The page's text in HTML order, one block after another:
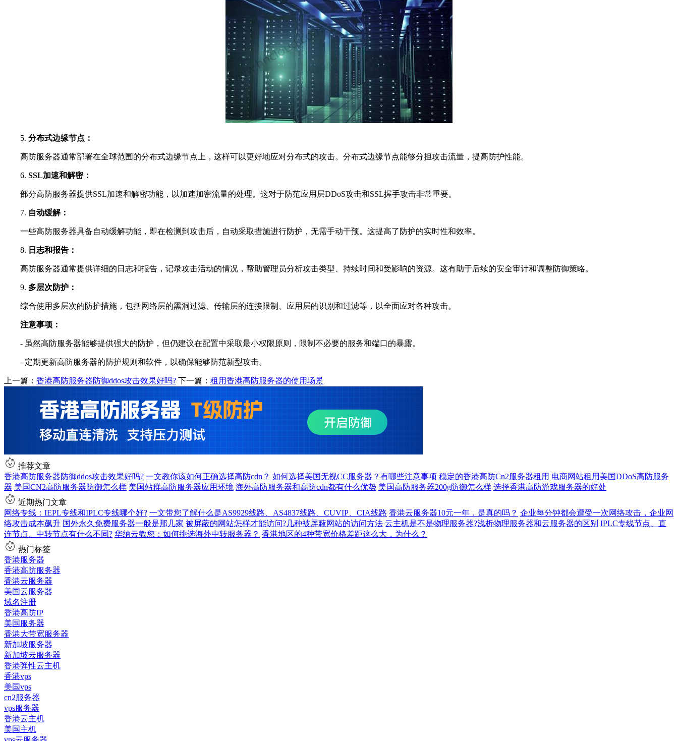
5. 分布式边缘节点：
高防服务器通常部署在全球范围的分布式边缘节点上，这样可以更好地应对分布式的攻击。分布式边缘节点能够分担攻击流量，提高防护性能。
6. SSL加速和解密：
部分高防服务器提供SSL加速和解密功能，以加速加密流量的处理。这对于防范应用层DDoS攻击和SSL握手攻击非常重要。
7. 自动缓解：
一些高防服务器具备自动缓解功能，即在检测到攻击后，自动采取措施进行防护，无需手动干预。这提高了防护的实时性和效率。
8. 日志和报告：
高防服务器通常提供详细的日志和报告，记录攻击活动的情况，帮助管理员分析攻击类型、持续时间和受影响的资源。这有助于后续的安全审计和调整防御策略。
9. 多层次防护：
综合使用多层次的防护措施，包括网络层的黑洞过滤、传输层的连接限制、应用层的识别和过滤等，以全面应对各种攻击。
注意事项：
- 虽然高防服务器能够提供强大的防护，但仍建议在配置中采取最小权限原则，限制不必要的服务和端口的暴露。
- 定期更新高防服务器的防护规则和软件，以确保能够防范新型攻击。
上一篇： 香港高防服务器防御ddos攻击效果好吗? 下一篇： 租用香港高防服务器的使用场景
推荐文章
香港高防服务器防御ddos攻击效果好吗? 一文教你该如何正确选择高防cdn？ 如何选择美国无视CC服务器？有哪些注意事项 稳定的香港高防Cn2服务器租用 电商网站租用美国DDoS高防服务
器 美国CN2高防服务器防御怎么样 美国站群高防服务器应用环境 海外高防服务器和高防cdn都有什么优势 美国高防服务器200g防御怎么样 选择香港高防游戏服务器的好处
近期热门文章
网络专线：IEPL专线和IPLC专线哪个好? 一文带您了解什么是AS9929线路、AS4837线路、CUVIP、CIA线路 香港云服务器10元一年，是真的吗？ 企业每分钟都会遭受一次网络攻击，企业网
络攻击成本飙升 国外永久免费服务器一般是那几家 被屏蔽的网站怎样才能访问?几种被屏蔽网站的访问方法 云主机是不是物理服务器?浅析物理服务器和云服务器的区别 IPLC专线节点、直
连节点、中转节点有什么不同? 华纳云教您：如何挑选海外中转服务器？ 香港地区的4种带宽价格差距这么大，为什么？
热门标签
香港服务器
香港高防服务器
香港云服务器
美国云服务器
域名注册
香港高防IP
美国服务器
香港大带宽服务器
新加坡服务器
新加坡云服务器
香港弹性云主机
香港vps
美国vps
cn2服务器
vps服务器
香港云主机
美国主机